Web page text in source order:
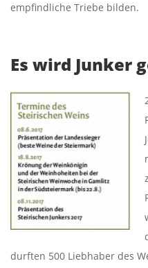
empfindliche Triebe bilden.
Es wird Junker
durften 500 Liebhaber des